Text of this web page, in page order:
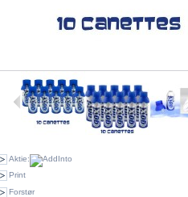
Aktie:
Print
Forstør